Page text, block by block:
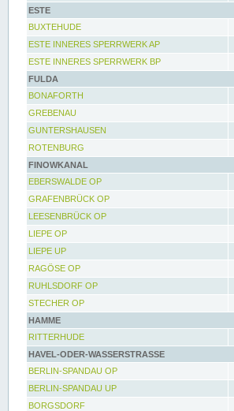
ESTE
BUXTEHUDE
ESTE INNERES SPERRWERK AP
ESTE INNERES SPERRWERK BP
FULDA
BONAFORTH
GREBENAU
GUNTERSHAUSEN
ROTENBURG
FINOWKANAL
EBERSWALDE OP
GRAFENBRÜCK OP
LEESENBRÜCK OP
LIEPE OP
LIEPE UP
RAGÖSE OP
RUHLSDORF OP
STECHER OP
HAMME
RITTERHUDE
HAVEL-ODER-WASSERSTRASSE
BERLIN-SPANDAU OP
BERLIN-SPANDAU UP
BORGSDORF